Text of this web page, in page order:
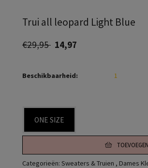
Trui all leopard Light Blue
€29,95 14,97
Beschikbaarheid: 1
ONE SIZE
Categorieën: Sweaters & Truien , Dames